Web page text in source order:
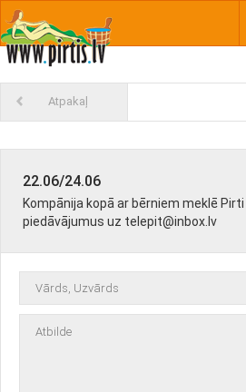
Atpakaļ
22.06/24.06
Kompānija kopā ar bērniem meklē
piedāvājumus uz telepit@inbox.lv